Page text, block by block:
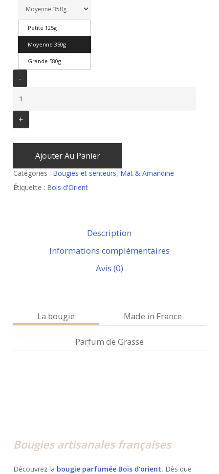
Petite 125g
Moyenne 350g
Grande 580g
Ajouter Au Panier
Catégories : Bougies et senteurs, Mat & Amandine
Étiquette : Bois d'Orient
Description
Informations complémentaires
Avis (0)
La bougie Made in France
Parfum de Grasse
Bougies artisanales françaises
Découvrez la bougie parfumée Bois d’orient. Dès que